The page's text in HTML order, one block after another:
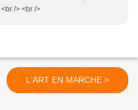
/> <br />
L'ART EN MARCHE >